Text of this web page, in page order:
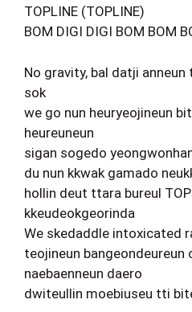
TOPLINE (TOPLINE)
BOM DIGI DIGI BOM BOM
No gravity, bal datji
sok
we go nun heuryeojineun
heureuneun
sigan sogedo
du nun kkwak gamado
hollin deut ttara bureul
kkeudeokgeorinda
We skedaddle intoxicated
teojineun bangeondeureun
naebaenneun daero
dwiteullin moebiuseu tti